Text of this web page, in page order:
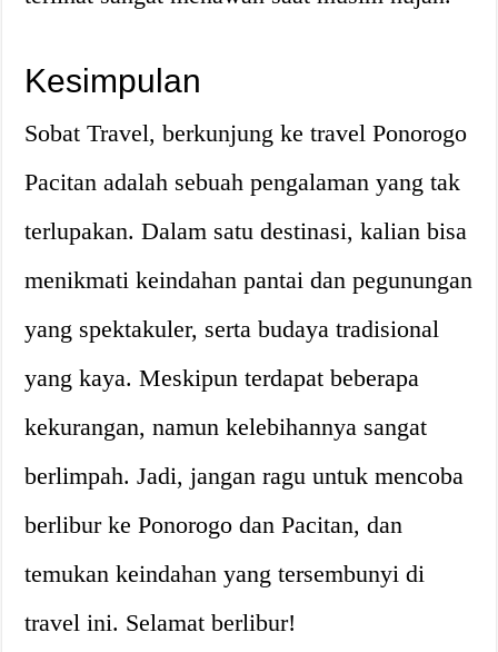
Kesimpulan
Sobat Travel, berkunjung ke travel Ponorogo
Pacitan adalah sebuah pengalaman yang tak
terlupakan. Dalam satu destinasi, kalian bisa
menikmati keindahan pantai dan pegunungan
yang spektakuler, serta budaya tradisional
yang kaya. Meskipun terdapat beberapa
kekurangan, namun kelebihannya sangat
berlimpah. Jadi, jangan ragu untuk mencoba
berlibur ke Ponorogo dan Pacitan, dan
temukan keindahan yang tersembunyi di
travel ini. Selamat berlibur!